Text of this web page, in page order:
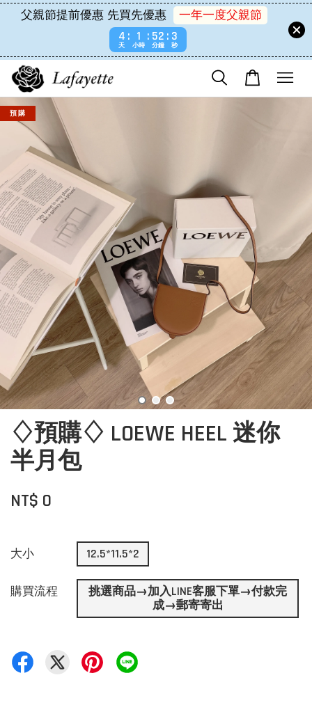
父親節提前優惠 先買先優惠
一年一度父親節
4
天
1
小時
52
分鐘
3
秒
預 購
♢預購♢ LOEWE HEEL 迷你
半月包
NT$ 0
大小 12.5*11.5*2
購買流程
挑選商品→加入LINE客服下單→付款完
成→郵寄寄出